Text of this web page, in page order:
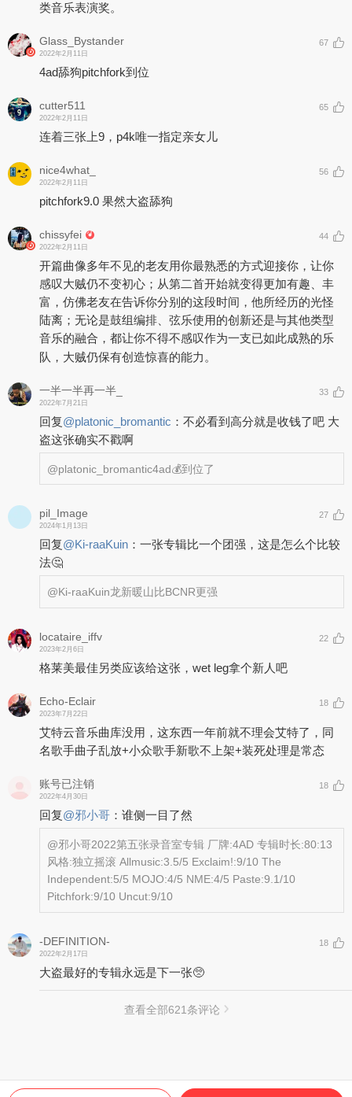
类音乐表演奖。
Glass_Bystander
2022年2月11日
67
4ad舔狗pitchfork到位
cutter511
2022年2月11日
65
连着三张上9，p4k唯一指定亲女儿
nice4what_
2022年2月11日
56
pitchfork9.0 果然大盗舔狗
chissyfei
2022年2月11日
44
开篇曲像多年不见的老友用你最熟悉的方式迎接你，让你
感叹大贼仍不变初心；从第二首开始就变得更加有趣、丰
富，仿佛老友在告诉你分别的这段时间，他所经历的光怪
陆离；无论是鼓组编排、弦乐使用的创新还是与其他类型
音乐的融合，都让你不得不感叹作为一支已如此成熟的乐
队，大贼仍保有创造惊喜的能力。
一半一半再一半_
2022年7月21日
33
回复@platonic_bromantic ： 不必看到高分就是收钱了吧 大
盗这张确实不戳啊
@platonic_bromantic4ad💰到位了
pil_Image
2024年1月13日
27
回复@Ki-raaKuin ： 一张专辑比一个团强，这是怎么个比较
法🤔
@Ki-raaKuin龙新暖山比BCNR更强
locataire_iffv
2023年2月6日
22
格莱美最佳另类应该给这张，wet leg拿个新人吧
Echo-Eclair
2023年7月22日
18
艾特云音乐曲库没用，这东西一年前就不理会艾特了，同
名歌手曲子乱放+小众歌手新歌不上架+装死处理是常态
账号已注销
2022年4月30日
18
回复@邪小哥 ： 谁侧一目了然
@邪小哥2022第五张录音室专辑 厂牌:4AD 专辑时长:80:13
风格:独立摇滚 Allmusic:3.5/5 Exclaim!:9/10 The
Independent:5/5 MOJO:4/5 NME:4/5 Paste:9.1/10
Pitchfork:9/10 Uncut:9/10
-DEFINITION-
2022年2月17日
18
大盗最好的专辑永远是下一张🥺
查看全部621 条评论